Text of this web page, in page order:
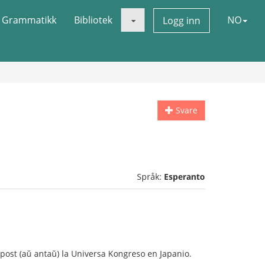
Grammatikk Bibliotek Logg inn NO
Svare
Språk: Esperanto
(aŭ antaŭ) la Universa Kongreso en Japanio.